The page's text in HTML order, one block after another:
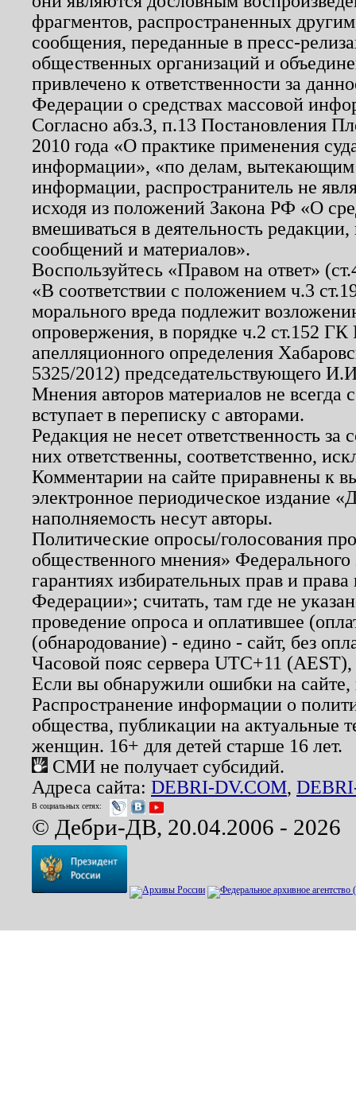
фрагментов, распространенных
сообщения, переданные в пресс-
общественных организаций и
привлечено к ответственности за
Федерации о средствах массовой
Согласно абз.3, п.13 Постановления
2010 года «О практике применения
информации», «по делам, вытекающим
информации, распространитель не
исходя из положений Закона РФ «О
вмешиваться в деятельность
сообщений и материалов».
Воспользуйтесь «Правом на ответ»
«В соответствии с положением ч.3
морального вреда подлежит
опровержения, в порядке ч.2 ст.152
апелляционного определения
5325/2012) председательствующего
Мнения авторов материалов не
вступает в переписку с авторами.
Редакция не несет ответственность
них ответственны, соответственно,
Комментарии на сайте приравнены к
электронное периодическое издание
наполняемость несут авторы.
Политические опросы/голосования
общественного мнения»
гарантиях избирательных прав и
Федерации»; считать, там где не
проведение опроса и оплатившее
(обнародование) - едино - сайт, без
Часовой пояс сервера UTC+11
Если вы обнаружили ошибки на
Распространение информации о
общества, публикации на актуальные
женщин. 16+ для детей старше 16 лет.
СМИ не получает субсидий.
Адреса сайта: DEBRI-DV.COM,
В социальных сетях:
© Дебри-ДВ, 20.04.2006 - 2026